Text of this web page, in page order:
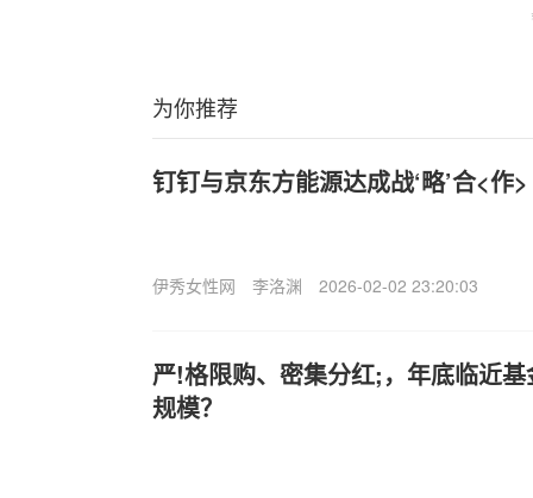
为你推荐
钉钉与京东方能源达成战‘略’合<作>
伊秀女性网 李洛渊 2026-02-02 23:20:03
严!格限购、密集分红;，年底临近
规模？